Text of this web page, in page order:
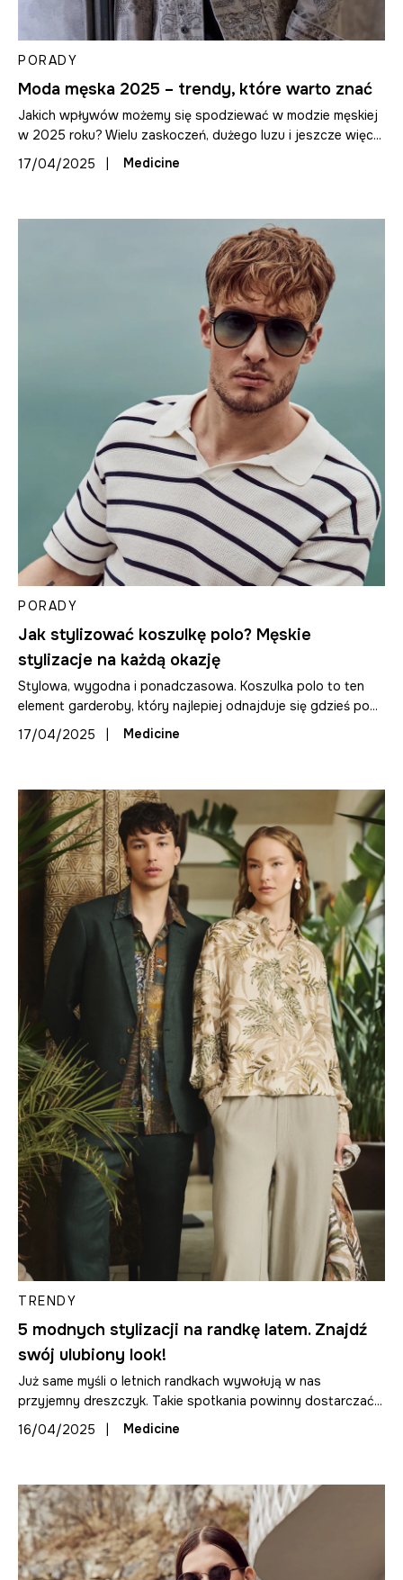
PORADY
Moda męska 2025 – trendy, które warto znać
Jakich wpływów możemy się spodziewać w modzie męskiej
w 2025 roku? Wielu zaskoczeń, dużego luzu i jeszcze więc...
17/04/2025
Medicine
PORADY
Jak stylizować koszulkę polo? Męskie
stylizacje na każdą okazję
Stylowa, wygodna i ponadczasowa. Koszulka polo to ten
element garderoby, który najlepiej odnajduje się gdzieś po...
17/04/2025
Medicine
TRENDY
5 modnych stylizacji na randkę latem. Znajdź
swój ulubiony look!
Już same myśli o letnich randkach wywołują w nas
przyjemny dreszczyk. Takie spotkania powinny dostarczać...
16/04/2025
| Medicine